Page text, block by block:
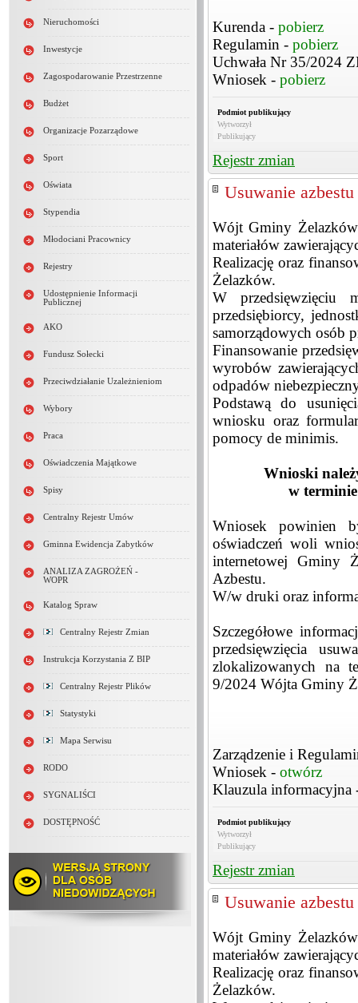
Nieruchomości
Inwestycje
Zagospodarowanie Przestrzenne
Budżet
Organizacje Pozarządowe
Sport
Oświata
Stypendia
Młodociani Pracownicy
Rejestry
Udostępnienie Informacji
Publicznej
AKO
Fundusz Sołecki
Przeciwdziałanie Uzależnieniom
Wybory
Praca
Oświadczenia Majątkowe
Spisy
Centralny Rejestr Umów
Gminna Ewidencja Zabytków
ANALIZA ZAGROŻEŃ -
WOPR
Katalog Spraw
Centralny Rejestr Zmian
Instrukcja Korzystania Z BIP
Centralny Rejestr Plików
Statystyki
Mapa Serwisu
RODO
SYGNALIŚCI
DOSTĘPNOŚĆ
Kurenda - pobierz
Regulamin - pobierz
Uchwała Nr 35/2024
Wniosek - pobierz
Podmiot publikujący
Wytworzył
Publikujący
Rejestr zmian
Usuwanie
Wójt Gminy Żelazków
materiałów
Realizację oraz
Żelazków.
W przedsięwzięciu
przedsiębiorcy,
samorządowych osób
Finansowanie
wyrobów
odpadów
Podstawą do
wniosku oraz
pomocy de minimis.
Wnioski
w
Wniosek powinien
oświadczeń woli
internetowej Gminy
Azbestu.
W/w druki oraz
Szczegółowe
przedsięwzięcia
zlokalizowanych na
9/2024 Wójta Gminy
Zarządzenie i
Wniosek - otwórz
Klauzula
Podmiot publikujący
Wytworzył
Publikujący
Rejestr zmian
Usuwanie
Wójt Gminy Żelazków
materiałów
Realizację oraz
Żelazków.